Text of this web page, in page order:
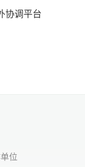
协调平台
位